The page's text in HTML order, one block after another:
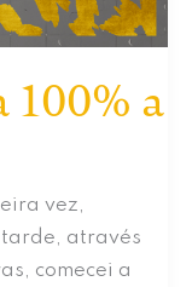
100% a
vez,
tarde, através
comecei a